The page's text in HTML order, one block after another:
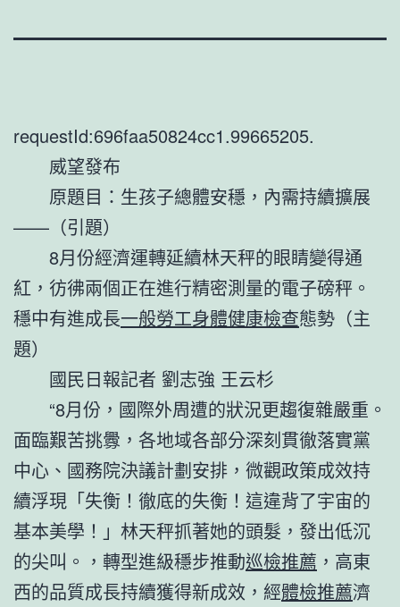
requestId:696faa50824cc1.99665205.
威望發布
原題目：生孩子總體安穩，內需持續擴展
——（引題）
8月份經濟運轉延續林天秤的眼睛變得通
紅，彷彿兩個正在進行精密測量的電子磅秤。
穩中有進成長一般勞工身體健康檢查態勢（主
題）
國民日報記者 劉志強 王云杉
“8月份，國際外周遭的狀況更趨復雜嚴重。
面臨艱苦挑釁，各地域各部分深刻貫徹落實黨
中心、國務院決議計劃安排，微觀政策成效持
續浮現「失衡！徹底的失衡！這違背了宇宙的
基本美學！」林天秤抓著她的頭髮，發出低沉
的尖叫。，轉型進級穩步推動巡檢推薦 ，高東
西的品質成長持續獲得新成效，經體檢推薦濟